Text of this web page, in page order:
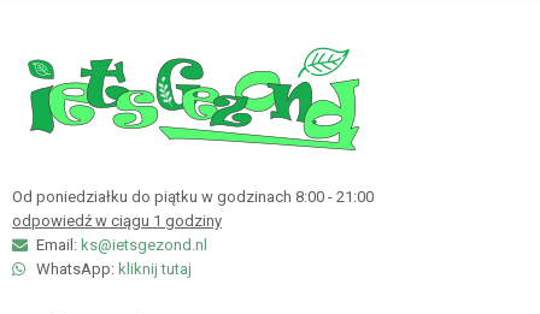
Od poniedziałku do piątku w godzinach 8:00 - 21:00
odpowiedź w ciągu 1 godziny
Email: ks@ietsgezond.nl
WhatsApp: kliknij tutaj